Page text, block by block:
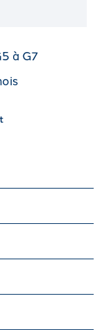
à G7